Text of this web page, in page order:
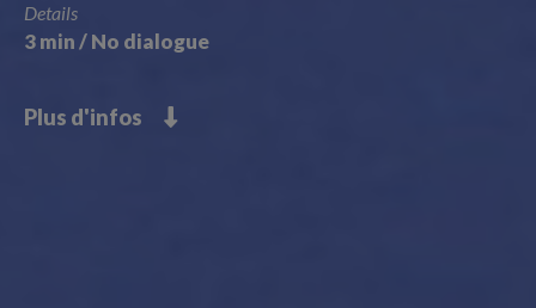
Details
3 min / No dialogue
Plus d'infos